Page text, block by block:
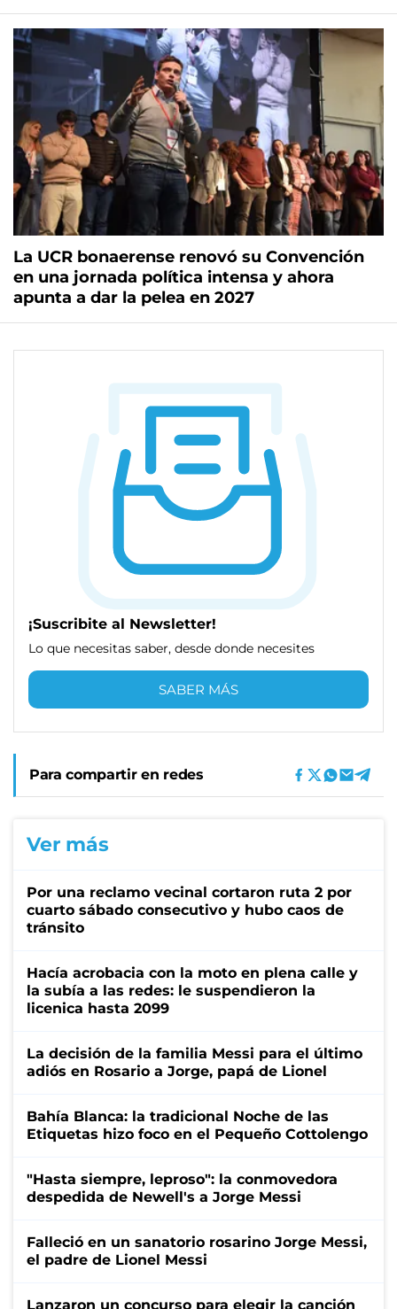
La UCR bonaerense renovó su Convención
en una jornada política intensa y ahora
apunta a dar la pelea en 2027
¡Suscribite al Newsletter!
Lo que necesitas saber, desde donde necesites
SABER MÁS
Para compartir en redes
Ver más
Por una reclamo vecinal cortaron ruta 2 por
cuarto sábado consecutivo y hubo caos de
tránsito
Hacía acrobacia con la moto en plena calle y
la subía a las redes: le suspendieron la
licenica hasta 2099
La decisión de la familia Messi para el último
adiós en Rosario a Jorge, papá de Lionel
Bahía Blanca: la tradicional Noche de las
Etiquetas hizo foco en el Pequeño Cottolengo
"Hasta siempre, leproso": la conmovedora
despedida de Newell's a Jorge Messi
Falleció en un sanatorio rosarino Jorge Messi,
el padre de Lionel Messi
Lanzaron un concurso para elegir la canción